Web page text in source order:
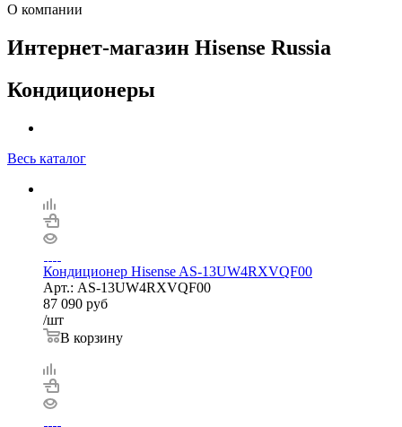
О компании
Интернет-магазин Hisense Russia
Кондиционеры
Весь каталог
Кондиционер Hisense AS-13UW4RXVQF00
Арт.: AS-13UW4RXVQF00
87 090 руб
/шт
В корзину